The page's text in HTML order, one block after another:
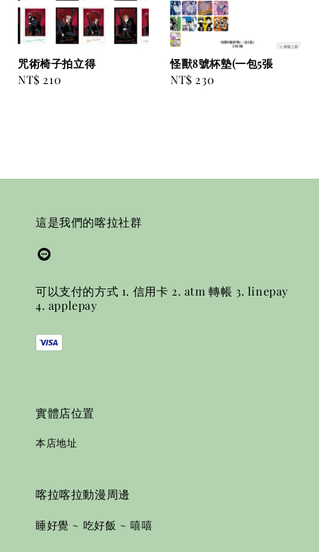
咒術椅子拍立得
Regular
NT$ 210
怪獸8號杯墊(一包5張
Regular
NT$ 230
這是我們的喀拉社群
可以支付的方式 1. 信用卡 2. atm 轉帳 3. linepay
4. applepay
實體店位置
本店地址
喀拉喀拉動漫周邊
睡好覺 ~ 吃好飯 ~ 嘻嘻